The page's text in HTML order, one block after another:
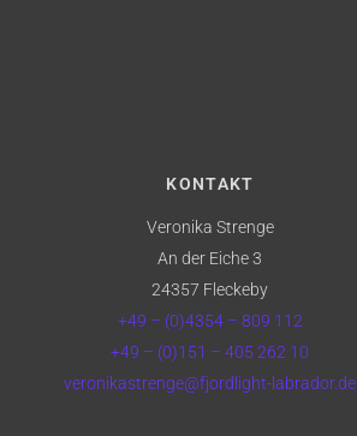
KONTAKT
Veronika Strenge
An der Eiche 3
24357 Fleckeby
+49 – (0)4354 – 809 112
+49 – (0)151 – 405 262 10
veronikastrenge@fjordlight-labrador.de